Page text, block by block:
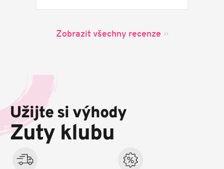
Zobrazit všechny recenze
a
í
Užijte si výhody
Zuty klubu